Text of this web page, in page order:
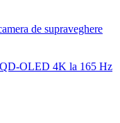
de supraveghere
OLED 4K la 165 Hz